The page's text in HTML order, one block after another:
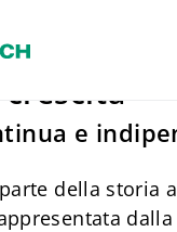
principale
e
della storia